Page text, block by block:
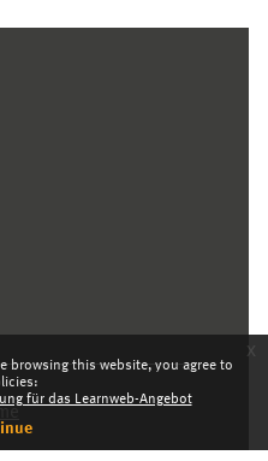
browsing this website, you agree to
für das Learnweb-Angebot
x